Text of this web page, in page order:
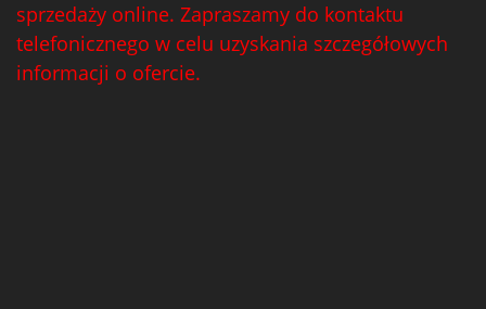
sprzedaży online. Zapraszamy do kontaktu
telefonicznego w celu uzyskania szczegółowych
informacji o ofercie.